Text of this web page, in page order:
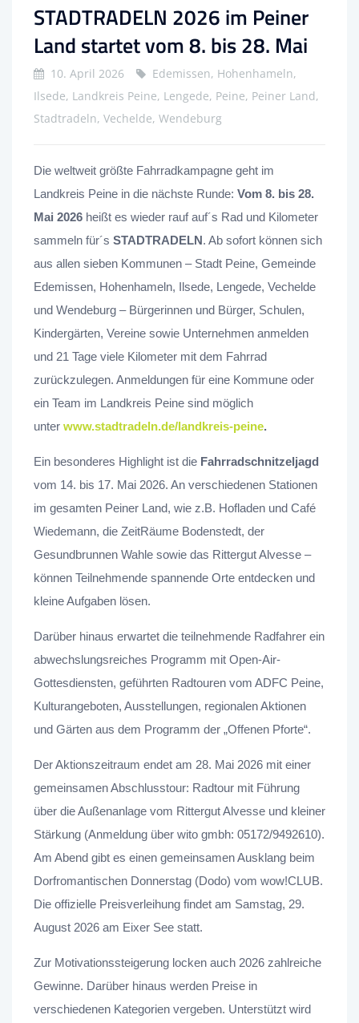
STADTRADELN 2026 im Peiner
Land startet vom 8. bis 28. Mai
10. April 2026
Edemissen, Hohenhameln,
Ilsede, Landkreis Peine, Lengede, Peine, Peiner Land,
Stadtradeln, Vechelde, Wendeburg
Die weltweit größte Fahrradkampagne geht im
Landkreis Peine in die nächste Runde: Vom 8. bis 28.
Mai 2026 heißt es wieder rauf auf´s Rad und Kilometer
sammeln für´s STADTRADELN. Ab sofort können sich
aus allen sieben Kommunen – Stadt Peine, Gemeinde
Edemissen, Hohenhameln, Ilsede, Lengede, Vechelde
und Wendeburg – Bürgerinnen und Bürger, Schulen,
Kindergärten, Vereine sowie Unternehmen anmelden
und 21 Tage viele Kilometer mit dem Fahrrad
zurückzulegen. Anmeldungen für eine Kommune oder
ein Team im Landkreis Peine sind möglich
unter www.stadtradeln.de/landkreis-peine.
Ein besonderes Highlight ist die Fahrradschnitzeljagd
vom 14. bis 17. Mai 2026. An verschiedenen Stationen
im gesamten Peiner Land, wie z.B. Hofladen und Café
Wiedemann, die ZeitRäume Bodenstedt, der
Gesundbrunnen Wahle sowie das Rittergut Alvesse –
können Teilnehmende spannende Orte entdecken und
kleine Aufgaben lösen.
Darüber hinaus erwartet die teilnehmende Radfahrer ein
abwechslungsreiches Programm mit Open-Air-
Gottesdiensten, geführten Radtouren vom ADFC Peine,
Kulturangeboten, Ausstellungen, regionalen Aktionen
und Gärten aus dem Programm der „Offenen Pforte“.
Der Aktionszeitraum endet am 28. Mai 2026 mit einer
gemeinsamen Abschlusstour: Radtour mit Führung
über die Außenanlage vom Rittergut Alvesse und kleiner
Stärkung (Anmeldung über wito gmbh: 05172/9492610).
Am Abend gibt es einen gemeinsamen Ausklang beim
Dorfromantischen Donnerstag (Dodo) vom wow!CLUB.
Die offizielle Preisverleihung findet am Samstag, 29.
August 2026 am Eixer See statt.
Zur Motivationssteigerung locken auch 2026 zahlreiche
Gewinne. Darüber hinaus werden Preise in
verschiedenen Kategorien vergeben. Unterstützt wird